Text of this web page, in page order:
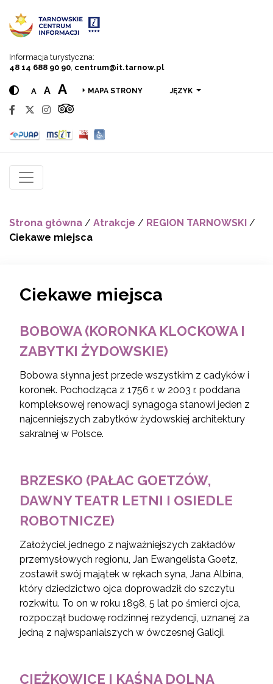
Informacja turystyczna:
48 14 688 90 90 centrum@it.tarnow.pl
A A A MAPA STRONY JĘZYK
Strona główna / Atrakcje / REGION TARNOWSKI /
Ciekawe miejsca
Ciekawe miejsca
BOBOWA (KORONKA KLOCKOWA I
ZABYTKI ŻYDOWSKIE)
Bobowa słynna jest przede wszystkim z cadyków i
koronek. Pochodząca z 1756 r. w 2003 r. poddana
kompleksowej renowacji synagoga stanowi jeden z
najcenniejszych zabytków żydowskiej architektury
sakralnej w Polsce.
BRZESKO (PAŁAC GOETZÓW,
DAWNY TEATR LETNI I OSIEDLE
ROBOTNICZE)
Założyciel jednego z najważniejszych zakładów
przemysłowych regionu, Jan Ewangelista Goetz,
zostawił swój majątek w rękach syna, Jana Albina,
który dziedzictwo ojca doprowadził do szczytu
rozkwitu. To on w roku 1898, 5 lat po śmierci ojca,
rozpoczął budowę rodzinnej rezydencji, uznanej za
jedną z najwspanialszych w ówczesnej Galicji.
CIĘŻKOWICE I KĄŚNA DOLNA